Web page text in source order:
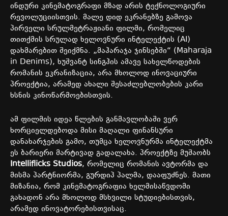
ინდური კინემატოგრაფი მზად არის ტექნოლოგიური
რევოლუციისთვის. მალე დიდ ეკრანებზე გამოვა
პირველი სრულმეტრაჟიანი ფილმი, რომელიც
თითქმის სრულად ხელოვნური ინტელექტის (AI)
დახმარებით შეიქმნა. „მაჰარაჯა ჯინსებში“ (Maharaja
in Denims), ხუშვანტ სინგჰის ამავე სახელწოდების
რომანის ეკრანიზაცია, არა მხოლოდ ინოვაციური
პროექტია, არამედ ახალი შესაძლებლობების კარი
ხსნის კინოწარმოებისთვის.
ამ ფილმის იდეა წლების განმავლობაში ვერ
ხორციელდებოდა მისი მაღალი ფინანსური
დანახარჯების გამო, თუმცა ხელოვნურმა ინტელექტმა
ეს ბარიერი მარტივად გადალახა. პროექტზე მუშაობს
Intelliflicks Studios, რომელიც რომანის ავტორმა და
მისმა პარტნიორმა, გურდიპ პალმა, დააფუძნეს. მათი
მიზანია, რომ კინემატოგრაფია ხელმისაწვდომი
გახადონ არა მხოლოდ მსხვილი სტუდიებისთვის,
არამედ ინოვატორებისთვისაც.